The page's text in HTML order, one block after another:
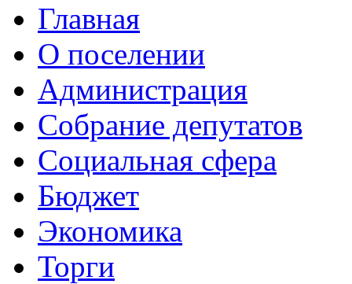
Главная
О поселении
Администрация
Собрание депутатов
Социальная сфера
Бюджет
Экономика
Торги